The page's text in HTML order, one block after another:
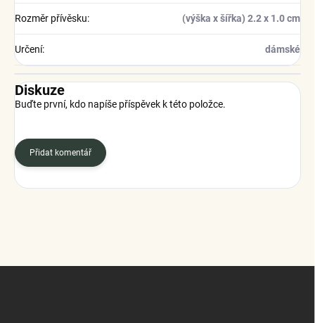
Rozměr přívěsku: (výška x šířka) 2.2 x 1.0 cm
Určení: dámské
Diskuze
Buďte první, kdo napíše příspěvek k této položce.
Přidat komentář